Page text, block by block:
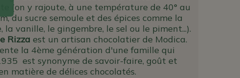
(on y rajoute, à une température de 40° au
du sucre semoule et des épices comme la
la vanille, le gingembre, le sel ou le piment...).
Rizza est un artisan chocolatier de Modica.
la 4ème génération d'une famille qui
est synonyme de savoir-faire, goût et
matière de délices chocolatés.